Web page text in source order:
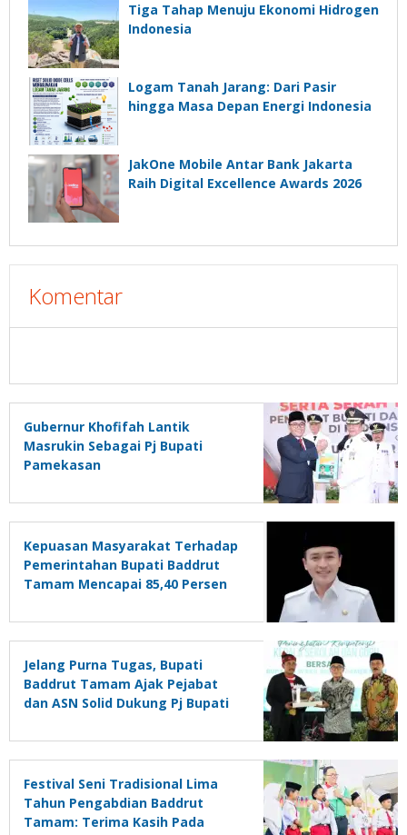
Tiga Tahap Menuju Ekonomi Hidrogen
Indonesia
Logam Tanah Jarang: Dari Pasir
hingga Masa Depan Energi Indonesia
JakOne Mobile Antar Bank Jakarta
Raih Digital Excellence Awards 2026
Komentar
Gubernur Khofifah Lantik
Masrukin Sebagai Pj Bupati
Pamekasan
Kepuasan Masyarakat Terhadap
Pemerintahan Bupati Baddrut
Tamam Mencapai 85,40 Persen
Jelang Purna Tugas, Bupati
Baddrut Tamam Ajak Pejabat
dan ASN Solid Dukung Pj Bupati
Festival Seni Tradisional Lima
Tahun Pengabdian Baddrut
Tamam: Terima Kasih Pada